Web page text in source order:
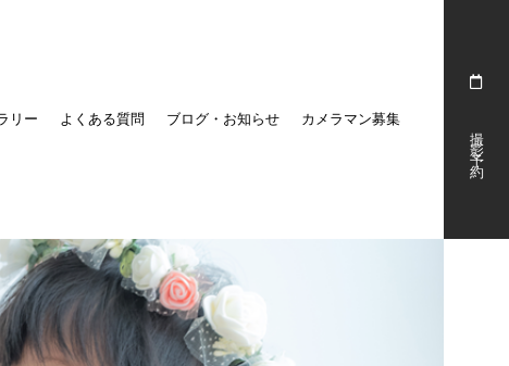
リー よくある質問 ブログ・お知らせ カメラマン募集
撮影予約